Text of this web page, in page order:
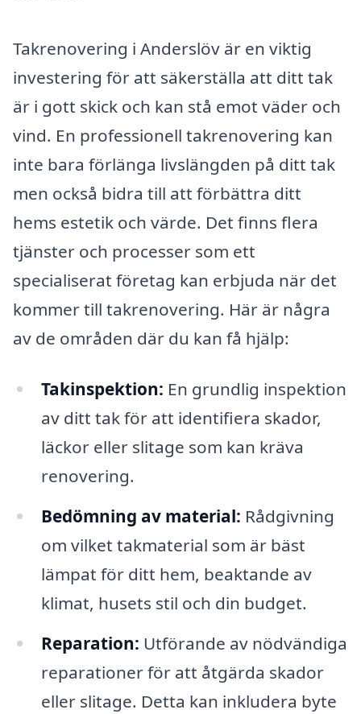
Takrenovering i Anderslöv är en viktig
investering för att säkerställa att ditt tak
är i gott skick och kan stå emot väder och
vind. En professionell takrenovering kan
inte bara förlänga livslängden på ditt tak
men också bidra till att förbättra ditt
hems estetik och värde. Det finns flera
tjänster och processer som ett
specialiserat företag kan erbjuda när det
kommer till takrenovering. Här är några
av de områden där du kan få hjälp:
Takinspektion: En grundlig inspektion
av ditt tak för att identifiera skador,
läckor eller slitage som kan kräva
renovering.
Bedömning av material: Rådgivning
om vilket takmaterial som är bäst
lämpat för ditt hem, beaktande av
klimat, husets stil och din budget.
Reparation: Utförande av nödvändiga
reparationer för att åtgärda skador
eller slitage. Detta kan inkludera byte